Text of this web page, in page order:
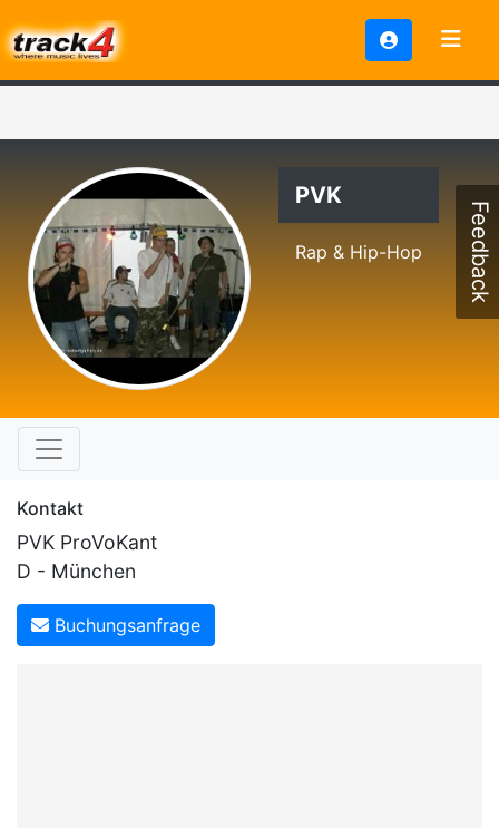
PVK
Rap & Hip-Hop
Kontakt
PVK ProVoKant
D - München
Buchungsanfrage
Feedback